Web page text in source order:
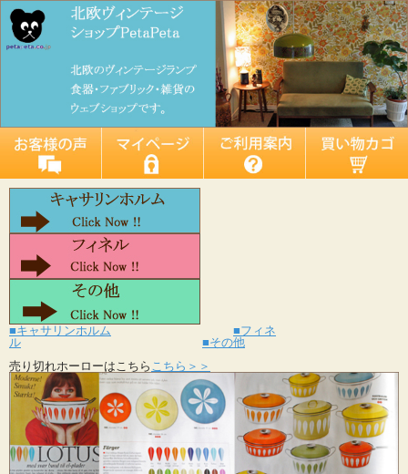
■キャサリンホルム
■フィネ
ル
■その他
売り切れホーローはこちら こちら＞＞